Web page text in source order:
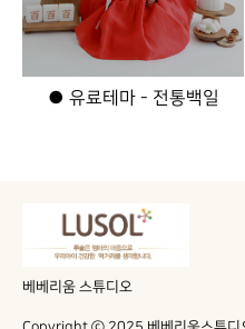
● 유료테마 - 전통백일
베베리움 스튜디오